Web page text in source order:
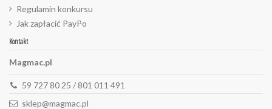
Regulamin konkursu
Jak zapłacić PayPo
Kontakt
Magmac.pl
59 727 80 25 / 801 011 491
sklep@magmac.pl